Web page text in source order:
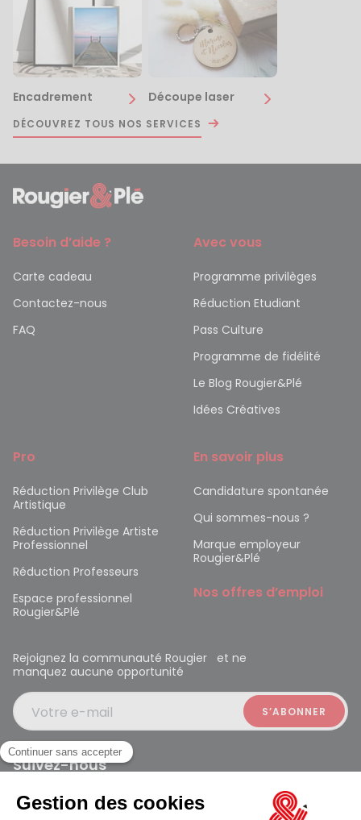
Encadrement Découpe laser
DÉCOUVREZ TOUS NOS SERVICES
Besoin d’aide ?
Carte cadeau
Contactez-nous
FAQ
Avec vous
Programme privilèges
Réduction Etudiant
Pass Culture
Programme de fidélité
Le Blog Rougier&Plé
Idées Créatives
Pro
Réduction Privilège Club
Artistique
Réduction Privilège Artiste
Professionnel
Réduction Professeurs
Espace professionnel
Rougier&Plé
En savoir plus
Candidature spontanée
Qui sommes-nous ?
Marque employeur
Rougier&Plé
Nos offres d’emploi
Rejoignez la communauté Rougier et ne
manquez aucune opportunité
Votre e-mail
Suivez-nous